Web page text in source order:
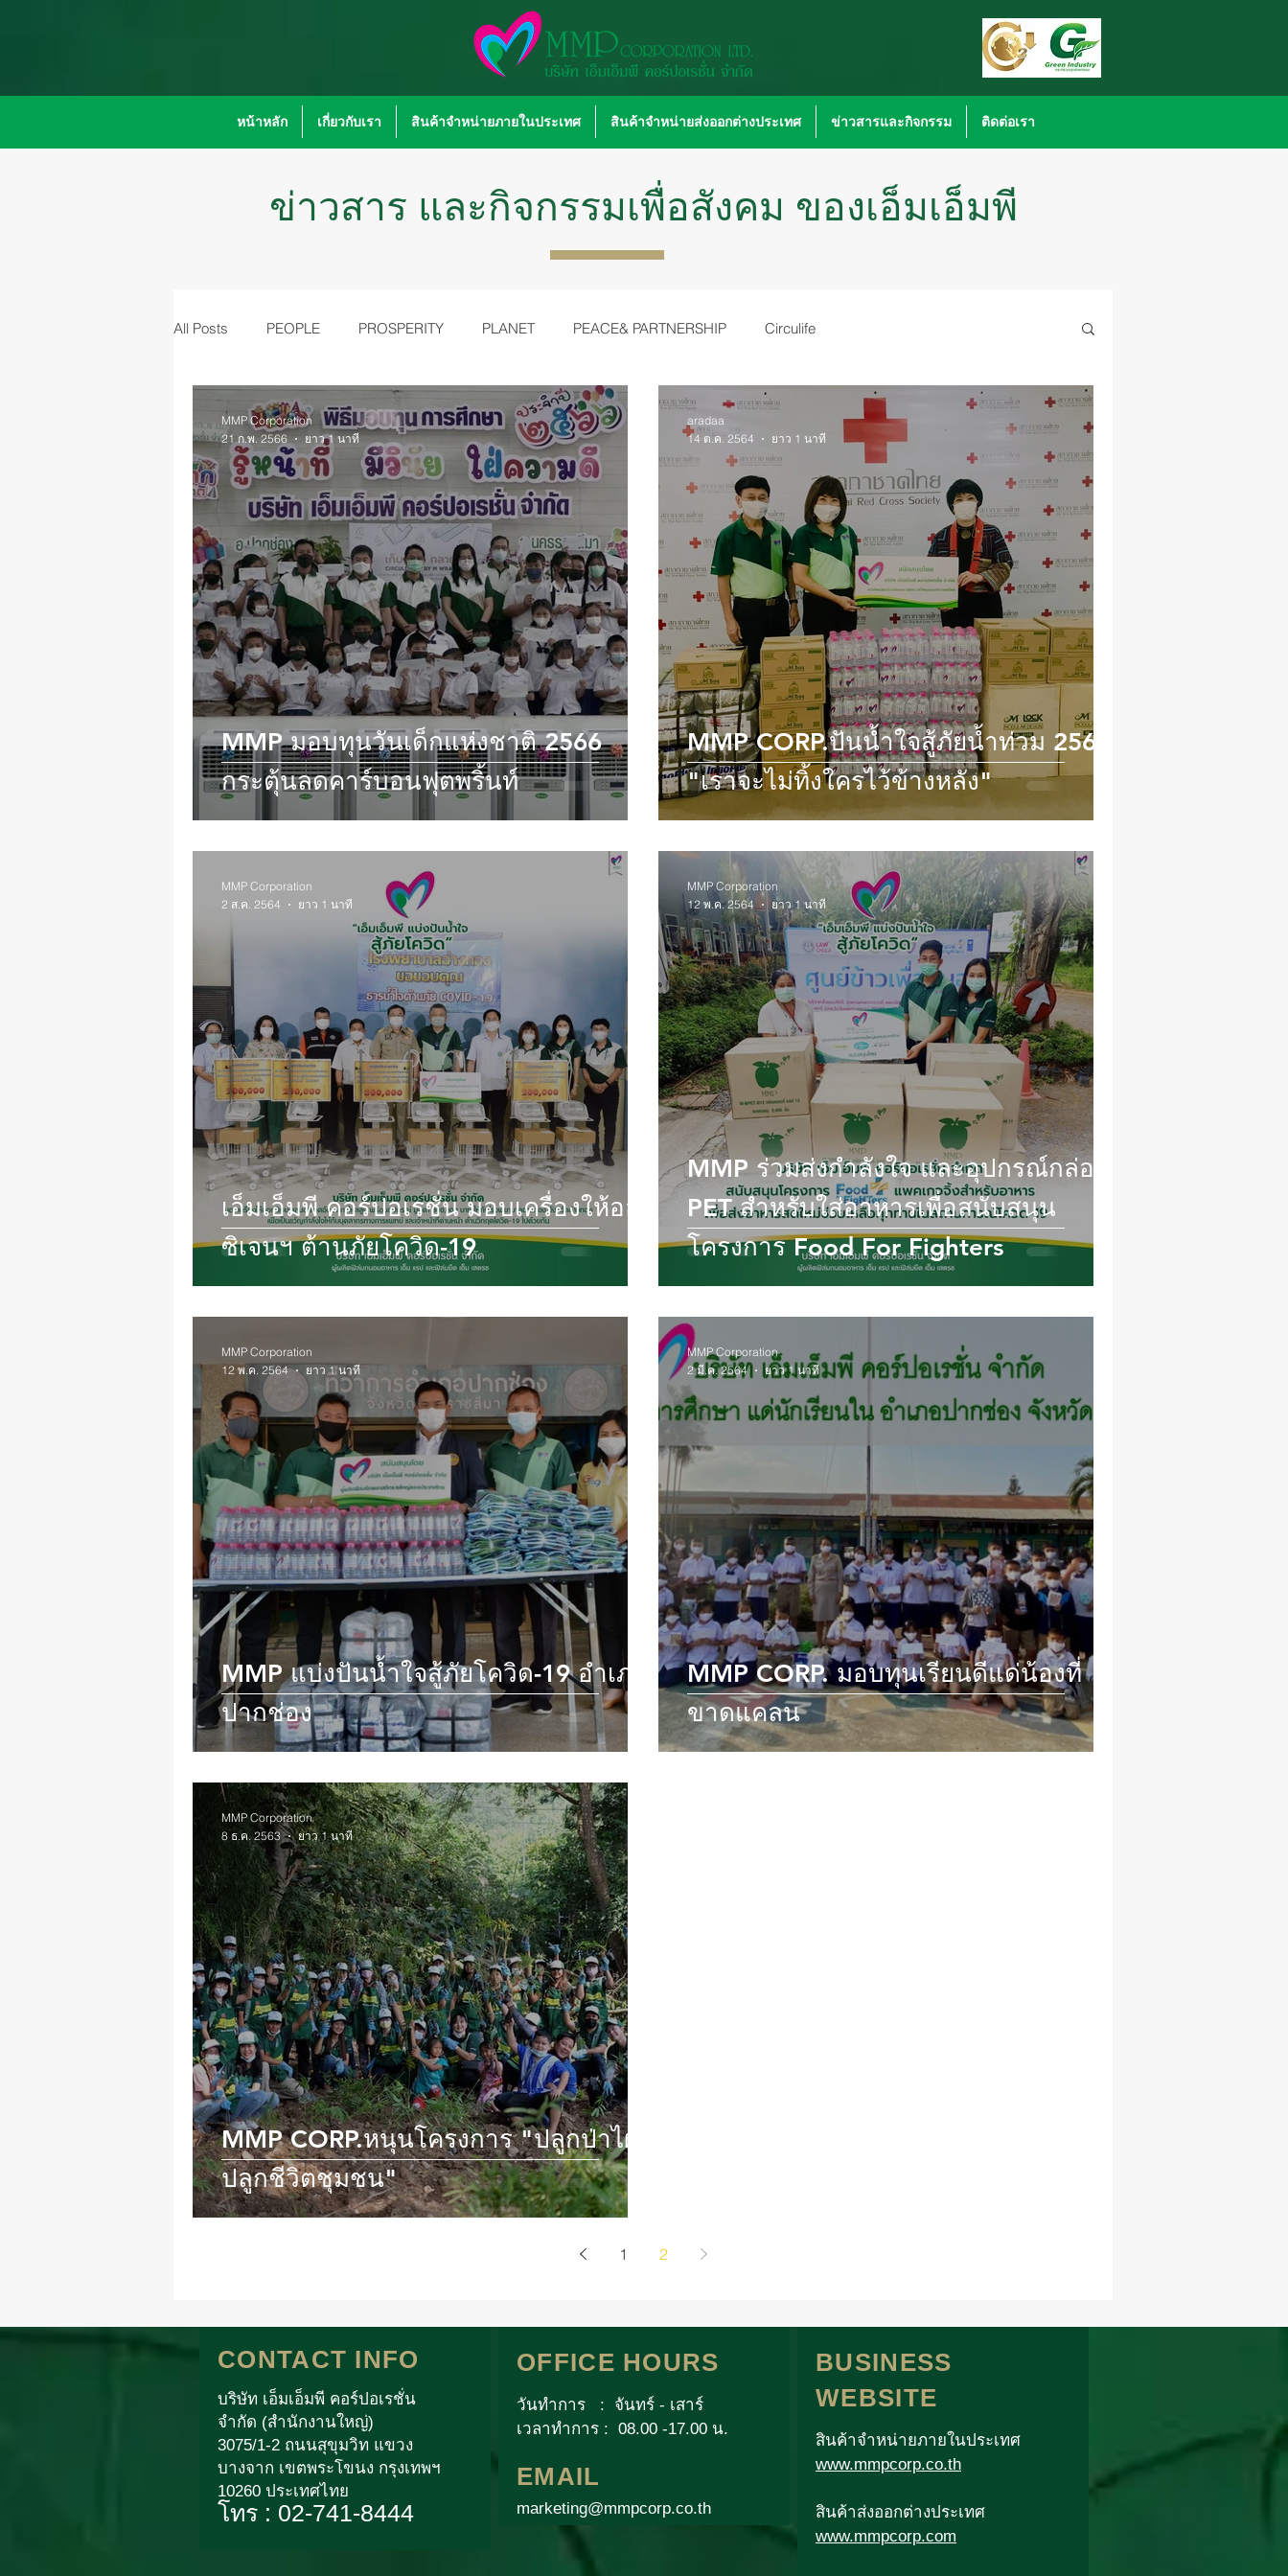
หน้าหลัก เกี่ยวกับเรา สินค้าจำหน่ายภายในประเทศ สินค้าจำหน่ายส่งออกต่างประเทศ ข่าวสารและกิจกรรม ติดต่อเรา
ข่าวสาร และกิจกรรมเพื่อสังคม ของเอ็มเอ็มพี
All Posts PEOPLE PROSPERITY PLANET PEACE& PARTNERSHIP Circulife
MMP มอบทุนวันเด็กแห่งชาติ 2566
กระตุ้นลดคาร์บอนฟุตพริ้นท์
MMP Corporation
21 ก.พ. 2566
ยาว 1 นาที
MMP CORP.ปันน้ำใจสู้ภัยน้ำท่วม 2564
"เราจะไม่ทิ้งใครไว้ข้างหลัง"
aradaa
14 ต.ค. 2564
ยาว 1 นาที
เอ็มเอ็มพี คอร์ปอเรชั่น มอบเครื่องให้ออก
ซิเจนฯ ต้านภัยโควิด-19
MMP Corporation
2 ส.ค. 2564
ยาว 1 นาที
MMP ร่วมส่งกำลังใจ และอุปกรณ์กล่อง
PET สำหรับใส่อาหารเพื่อสนับสนุน
โครงการ Food For Fighters
MMP Corporation
12 พ.ค. 2564
ยาว 1 นาที
MMP แบ่งปันน้ำใจสู้ภัยโควิด-19 อำเภอ
ปากช่อง
MMP Corporation
12 พ.ค. 2564
ยาว 1 นาที
MMP CORP. มอบทุนเรียนดีแด่น้องที่
ขาดแคลน
MMP Corporation
2 มี.ค. 2564
ยาว 1 นาที
MMP CORP.หนุนโครงการ "ปลูกป่าไผ่
ปลูกชีวิตชุมชน"
MMP Corporation
8 ธ.ค. 2563
ยาว 1 นาที
1 2
CONTACT INFO
บริษัท เอ็มเอ็มพี คอร์ปอเรชั่น
จำกัด (สำนักงานใหญ่)
3075/1-2 ถนนสุขุมวิท แขวง
บางจาก เขตพระโขนง กรุงเทพฯ
10260 ประเทศไทย
โทร : 02-741-8444
OFFICE HOURS
วันทำการ : จันทร์ - เสาร์
เวลาทำการ : 08.00 -17.00 น.
EMAIL
marketing@mmpcorp.co.th
BUSINESS
WEBSITE
สินค้าจำหน่ายภายในประเทศ
www.mmpcorp.co.th
สินค้าส่งออกต่างประเทศ
www.mmpcorp.com